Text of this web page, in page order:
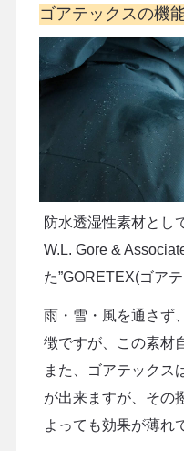
ゴアテックスの機
防水透湿性素材とし
W.L. Gore &
た”GORETEX(ゴアテ
雨・雪・風を通さず
徴ですが、この素材
また、ゴアテックス
が出来ますが、その
よっても効果が薄れ